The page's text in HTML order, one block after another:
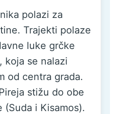
polazi za
Trajekti polaze
luke grčke
koja se nalazi
od centra grada.
stižu do obe
(Suda i Kisamos).